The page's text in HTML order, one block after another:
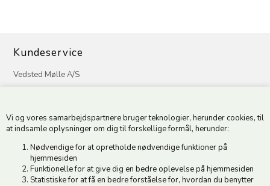
Vi og vores samarbejdspartnere bruger teknologier, herunder cookies, til
at indsamle oplysninger om dig til forskellige formål, herunder:
Nødvendige for at opretholde nødvendige funktioner på
hjemmesiden
Funktionelle for at give dig en bedre oplevelse på hjemmesiden
Statistiske for at få en bedre forståelse for, hvordan du benytter
Kundeservice
Vedsted Mølle A/S
CVR 49879415 Mailvedstedmoelle@post.tele.dk
Åbningstider: Man-Fre 9.00-17.00 | Middagslukket 12.00-12.30 |
Lørdag 9.00-12.00